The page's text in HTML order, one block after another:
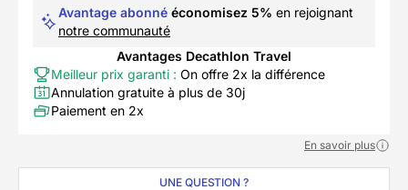
Avantage abonné économisez 5% en rejoignant
notre communauté
Avantages Decathlon Travel
Meilleur prix garanti : On offre 2x la différence
Annulation gratuite à plus de 30j
Paiement en 2x
En savoir plus
UNE QUESTION ?